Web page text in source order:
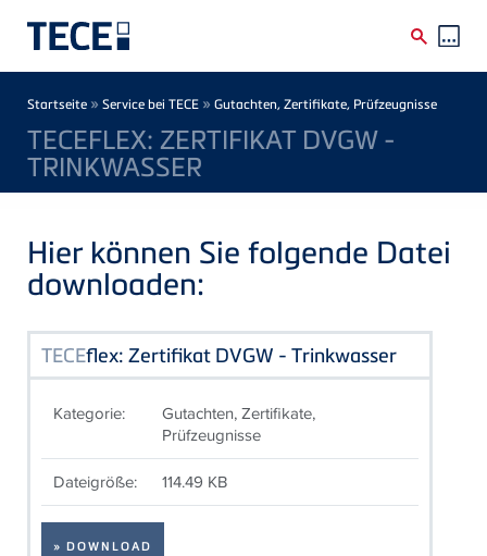
Breadcrumb
Startseite » Service bei TECE » Gutachten, Zertifikate, Prüfzeugnisse
TECEFLEX: ZERTIFIKAT DVGW -
TRINKWASSER
Hier können Sie folgende Datei
downloaden:
TECEflex: Zertifikat DVGW - Trinkwasser
Kategorie:
Gutachten, Zertifikate,
Prüfzeugnisse
Dateigröße: 114.49 KB
» DOWNLOAD